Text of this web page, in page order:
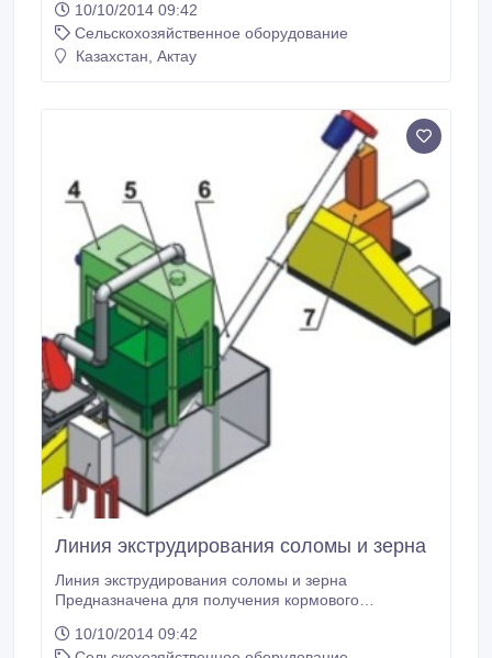
кормов из отходов мясопереработки и зернофуража
для кормления различных половозрастных групп
свиней, КРС, птиц. 1. Агрегат дробильный
10/10/2014 09:42
Сельскохозяйственное оборудование
Казахстан, Актау
Линия экструдирования соломы и зерна
Линия экструдирования соломы и зерна
Предназначена для получения кормового
1.Бункер завальный. 2. Шнековый транспортер. 3.
10/10/2014 09:42